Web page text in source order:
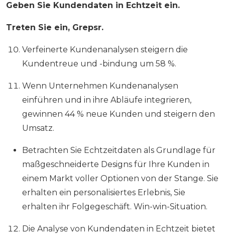
Geben Sie Kundendaten in Echtzeit ein.
Treten Sie ein, Grepsr.
Verfeinerte Kundenanalysen steigern die
Kundentreue und -bindung um 58 %.
Wenn Unternehmen Kundenanalysen
einführen und in ihre Abläufe integrieren,
gewinnen 44 % neue Kunden und steigern den
Umsatz.
Betrachten Sie Echtzeitdaten als Grundlage für
maßgeschneiderte Designs für Ihre Kunden in
einem Markt voller Optionen von der Stange. Sie
erhalten ein personalisiertes Erlebnis, Sie
erhalten ihr Folgegeschäft. Win-win-Situation.
Die Analyse von Kundendaten in Echtzeit bietet